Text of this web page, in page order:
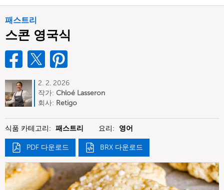
패스트리
스콘 영국식
2. 2. 2026
작가: Chloé Lasseron
회사: Retigo
식품 카테고리: 패스트리 요리: 영어
PDF 다운로드 BRX 다운로드